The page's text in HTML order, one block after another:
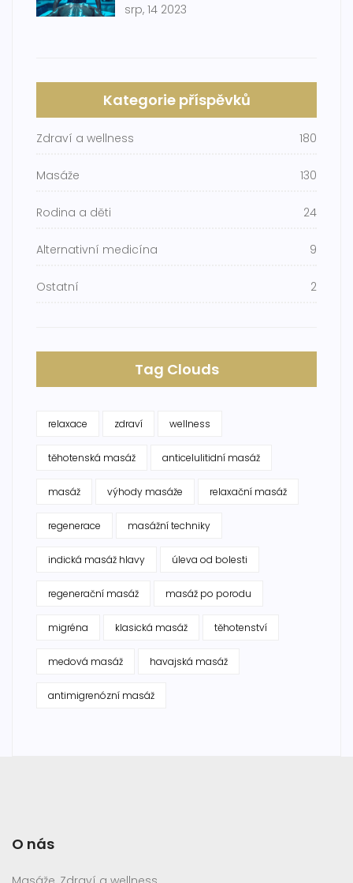
srp, 14 2023
Kategorie příspěvků
Zdraví a wellness 180
Masáže 130
Rodina a děti 24
Alternativní medicína 9
Ostatní 2
Tag Clouds
relaxace zdraví wellness
těhotenská masáž anticelulitidní masáž
masáž výhody masáže relaxační masáž
regenerace masážní techniky
indická masáž hlavy úleva od bolesti
regenerační masáž masáž po porodu
migréna klasická masáž těhotenství
medová masáž havajská masáž
antimigrenózní masáž
O nás